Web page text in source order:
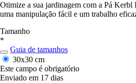
Otimize a sua jardinagem com a Pá Kerbl
uma manipulação fácil e um trabalho
Tamanho
*
Guia de tamanhos
30x30 cm
Este campo é obrigatório
Enviado em 17 dias